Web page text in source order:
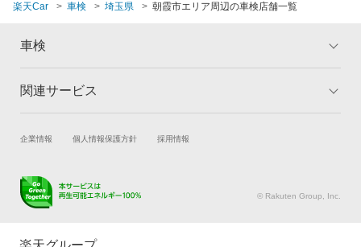
児玉郡
坂戸市
志木市
白岡市
草加市
秩父郡
1級整備士在籍
コンピューター診断
閉じる
楽天Car 車検 埼玉県 朝霞市エリア周辺の車検店舗一覧
車検
トップ
車検の基礎知識 キャンペーン一覧
関連サービス
試乗・商談 新車購入
キズ修理予約
メンテナンス管理
タイヤ交換サービス
企業情報 個人情報保護方針 採用情報
© Rakuten Group, Inc.